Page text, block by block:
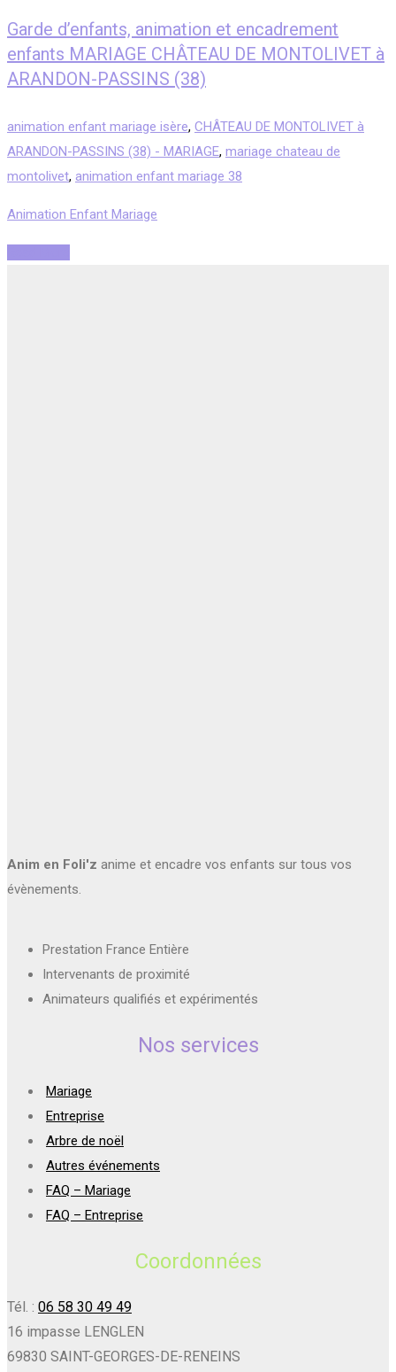
Garde d’enfants, animation et encadrement
enfants MARIAGE CHÂTEAU DE MONTOLIVET à
ARANDON-PASSINS (38)
animation enfant mariage isère, CHÂTEAU DE MONTOLIVET à
ARANDON-PASSINS (38) - MARIAGE, mariage chateau de
montolivet, animation enfant mariage 38
Animation Enfant Mariage
Anim en Foli'z anime et encadre vos enfants sur tous vos
évènements.
Prestation France Entière
Intervenants de proximité
Animateurs qualifiés et expérimentés
Nos services
Mariage
Entreprise
Arbre de noël
Autres événements
FAQ – Mariage
FAQ – Entreprise
Coordonnées
Tél. : 06 58 30 49 49
16 impasse LENGLEN
69830 SAINT-GEORGES-DE-RENEINS